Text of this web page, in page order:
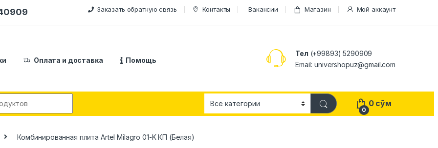
Заказать обратную связь Контакты Вакансии Магазин Мой аккаунт
Оплата и доставка Помощь
Тел (+99893) 5290909
Email: univershopuz@gmail.com
0
0 сўм
Комбинированная плита Artel Milagro 01-K КП (Белая)